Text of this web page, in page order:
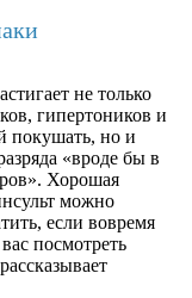
не только
гипертоников и
покушать, но и
«вроде бы в
Хорошая
можно
если вовремя
посмотреть